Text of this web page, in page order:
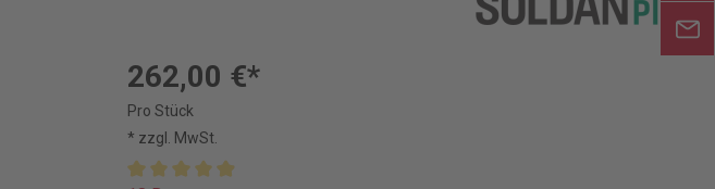
262,00 €*
Pro Stück
* zzgl. MwSt.